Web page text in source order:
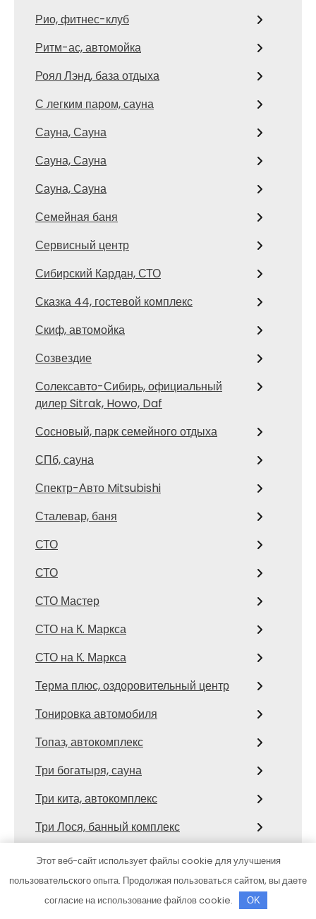
Рио, фитнес-клуб
Ритм-ас, автомойка
Роял Лэнд, база отдыха
С легким паром, сауна
Сауна, Сауна
Сауна, Сауна
Сауна, Сауна
Семейная баня
Сервисный центр
Сибирский Кардан, СТО
Сказка 44, гостевой комплекс
Скиф, автомойка
Созвездие
Солексавто-Сибирь, официальный
дилер Sitrak, Howo, Daf
Сосновый, парк семейного отдыха
СПб, сауна
Спектр-Авто Mitsubishi
Сталевар, баня
СТО
СТО
СТО Мастер
СТО на К. Маркса
СТО на К. Маркса
Терма плюс, оздоровительный центр
Тонировка автомобиля
Топаз, автокомплекс
Три богатыря, сауна
Три кита, автокомплекс
Три Лося, банный комплекс
ТурбоДОК
Турецкая баня
Этот веб-сайт использует файлы cookie для улучшения
пользовательского опыта. Продолжая пользоваться сайтом, вы даете
согласие на использование файлов cookie.
OK